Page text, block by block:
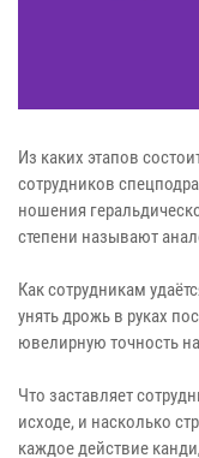
Из каких этапов
сотрудников
ношения
степени называют
Как сотрудникам
унять дрожь в руках
ювелирную точность
Что заставляет
исходе, и насколько
каждое действие